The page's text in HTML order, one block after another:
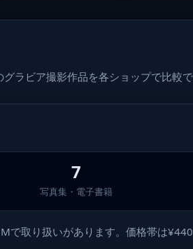
ラビア撮影作品を各ショップで比較で
7
写真集・電子書籍
取り扱いがあります。価格帯は¥440